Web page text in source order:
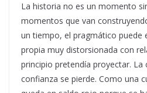
La historia no es un momento
momentos que van
un tiempo, el pragmático puede
propia muy distorsionada con
principio pretendía proyectar. La
confianza se pierde. Como una